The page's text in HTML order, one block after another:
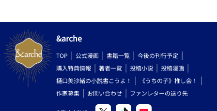
&arche
TOP 公式漫画 書籍一覧
今後の刊行予定
購入特典情報
著者一覧 投稿小説
投稿漫画
樋口美沙緒の小説書こうよ！
《うちの子》推し会！
作家募集
お問い合わせ ファンレターの送り先